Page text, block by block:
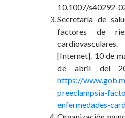
10.1007/s40292-
Secretaría de
factores de
[Internet]. 10 de
de abril del
https://
preeclampsia-
enfermedades-